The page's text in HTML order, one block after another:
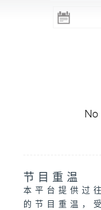
电台
节目重温
本平台提供过
的节目重温，